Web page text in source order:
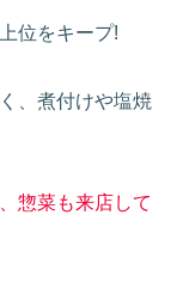
位をキープ!
、煮付けや塩焼
惣菜も来店して